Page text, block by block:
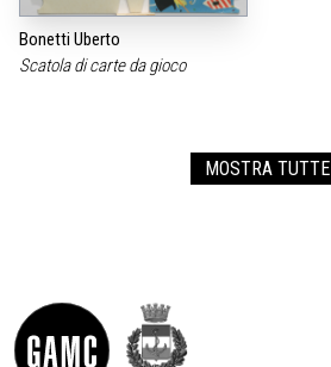
Bonetti Uberto
Scatola di carte da gioco
MOSTRA TUTTE